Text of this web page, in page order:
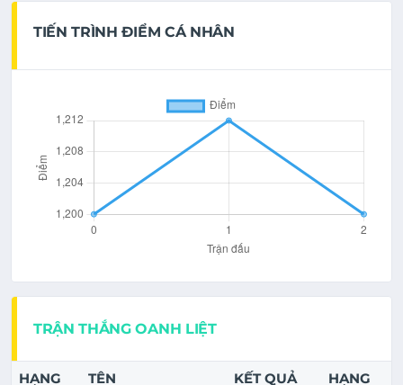
TIẾN TRÌNH ĐIỂM CÁ NHÂN
TRẬN THẮNG OANH LIỆT
HẠNG TÊN KẾT QUẢ HẠNG